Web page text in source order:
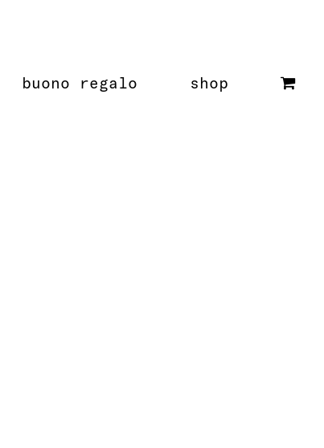
buono regalo shop